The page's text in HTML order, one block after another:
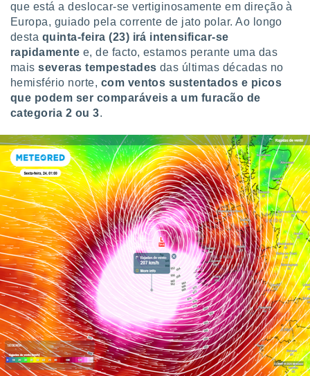
Pode
de
ao
através
nós e
únicos
para
e
como a
este sitio
IP e
de
que está a deslocar-se vertiginosamente em direção à
Europa, guiado pela corrente de jato polar. Ao longo
desta quinta-feira (23) irá intensificar-se
rapidamente e, de facto, estamos perante uma das
maisseveras tempestadesdas últimas décadas no
hemisfério norte, com ventos sustentados e picos
que podem ser comparáveis a um furacão de
categoria 2 ou 3.